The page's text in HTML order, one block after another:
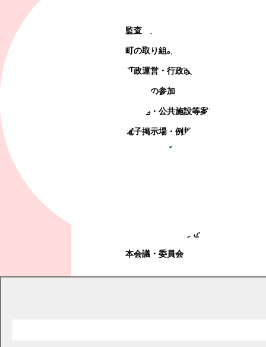
監査
町の取り組み
町政運営・行政改革
町政への参加
観光地・公共施設等案内
電子掲示場・例規集
お知らせ
本会議・委員会